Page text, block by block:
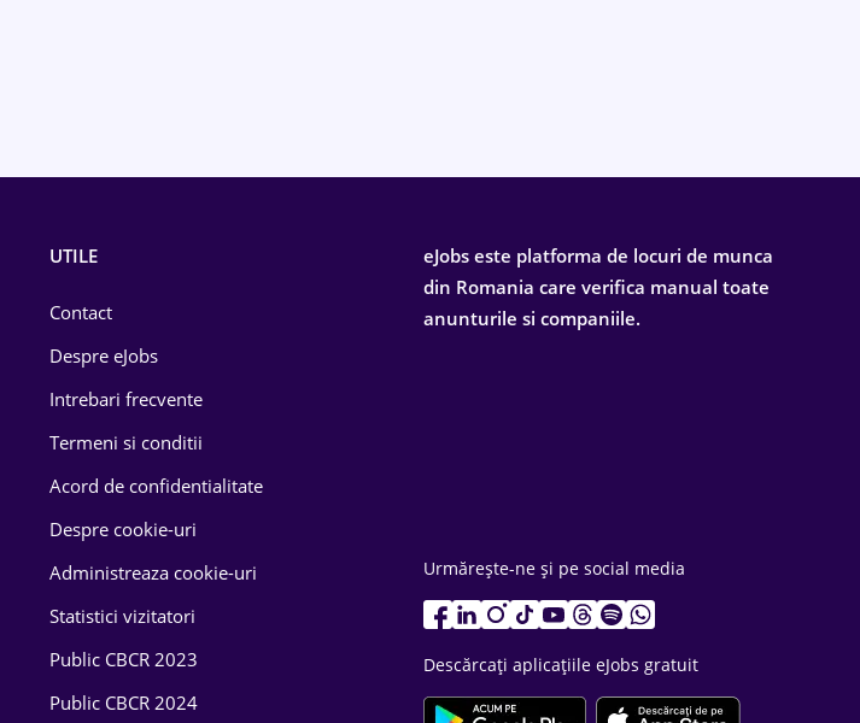
UTILE
Contact
Despre eJobs
Intrebari frecvente
Termeni si conditii
Acord de confidentialitate
Despre cookie-uri
Administreaza cookie-uri
Statistici vizitatori
Public CBCR 2023
Public CBCR 2024
eJobs este platforma de locuri de munca
din Romania care verifica manual toate
anunturile si companiile.
Urmărește-ne și pe social media
Descărcați aplicațiile eJobs gratuit